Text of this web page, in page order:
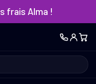
frais Alma !